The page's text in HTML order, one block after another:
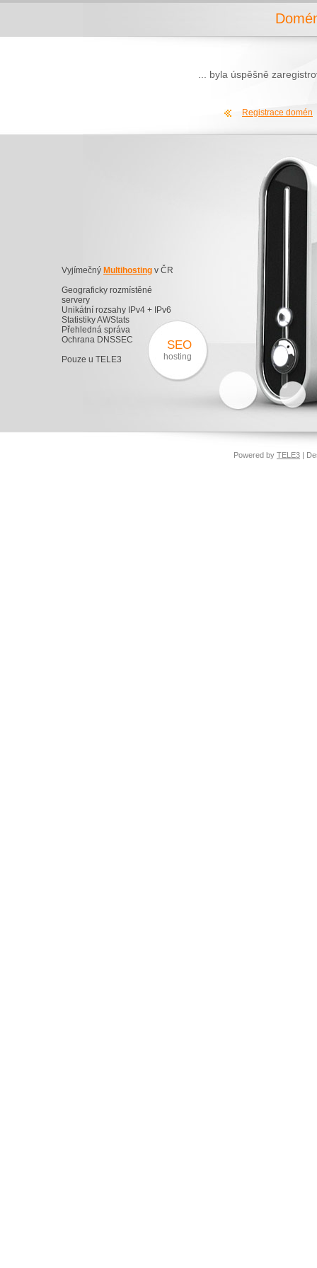
... byla úspěšně
Registrace domén
Vyjímečný Multihosting v ČR
Geograficky rozmístěné
servery
Unikátní rozsahy IPv4 + IPv6
Statistiky AWStats
Přehledná správa
Ochrana DNSSEC
Pouze u TELE3
SEO
hosting
Powered by TELE3 |